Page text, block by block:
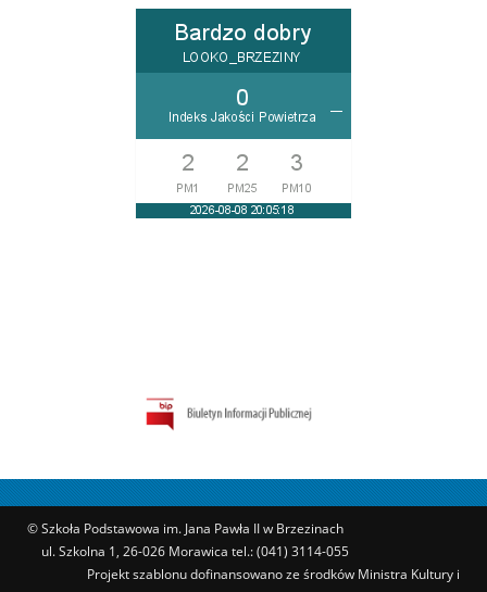
© Szkoła Podstawowa im. Jana Pawła II w Brzezinach
ul. Szkolna 1, 26-026 Morawica tel.: (041) 3114-055
Projekt szablonu dofinansowano ze środków Ministra Kultury i